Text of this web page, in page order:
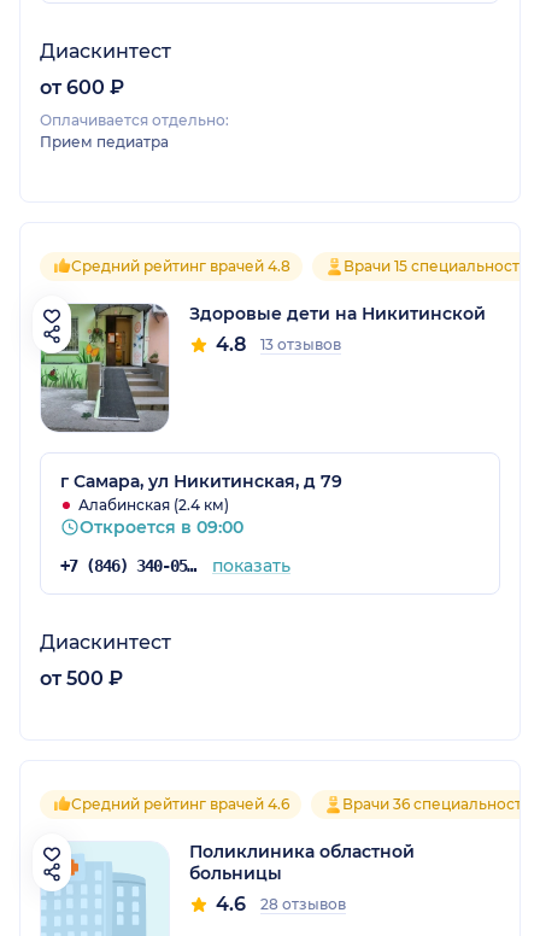
Диаскинтест
от 600 ₽
Оплачивается отдельно:
Прием педиатра
Средний рейтинг врачей 4.8 Врачи 15 специальностей
Здоровые дети на Никитинской
4.8 13 отзывов
г Самара, ул Никитинская, д 79
Алабинская (2.4 км)
Откроется в 09:00
+7 (846) 340-05-64 показать
Диаскинтест
от 500 ₽
Средний рейтинг врачей 4.6 Врачи 36 специальностей
Поликлиника областной
больницы
4.6 28 отзывов